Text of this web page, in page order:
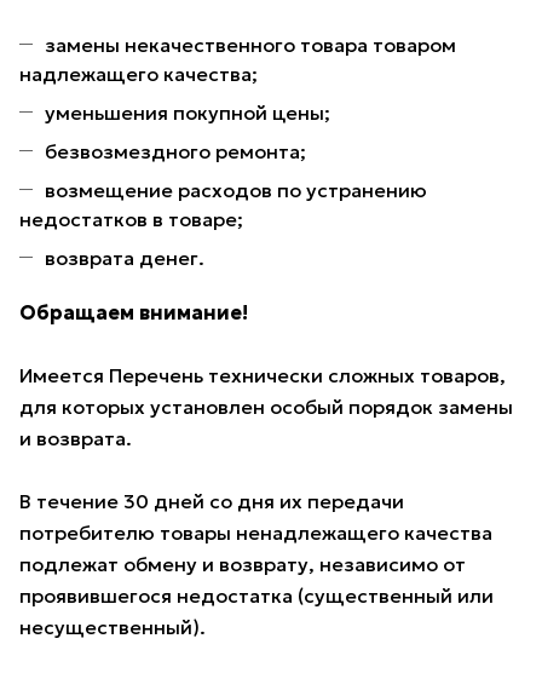
замены некачественного товара товаром
надлежащего качества;
уменьшения покупной цены;
безвозмездного ремонта;
возмещение расходов по устранению
недостатков в товаре;
возврата денег.
Обращаем внимание!
Имеется Перечень технически сложных товаров,
для которых установлен особый порядок замены
и возврата.
В течение 30 дней со дня их передачи
потребителю товары ненадлежащего качества
подлежат обмену и возврату, независимо от
проявившегося недостатка (существенный или
несущественный).